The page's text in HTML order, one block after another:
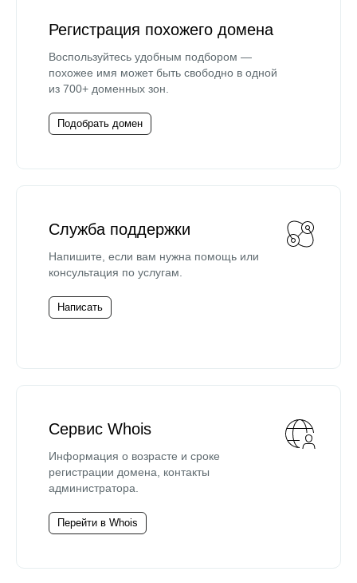
Регистрация похожего домена
Воспользуйтесь удобным подбором —
похожее имя может быть свободно в одной
из 700+ доменных зон.
Подобрать домен
Служба поддержки
Напишите, если вам нужна помощь или
консультация по услугам.
Написать
Сервис Whois
Информация о возрасте и сроке
регистрации домена, контакты
администратора.
Перейти в Whois